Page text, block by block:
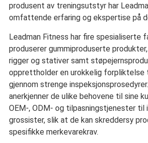
produsent av treningsutstyr har
omfattende erfaring og ekspertise på
Leadman Fitness har fire spesialiserte
produserer gummiproduserte
rigger og stativer samt
opprettholder en urokkelig
gjennom strenge
anerkjenner de ulike behovene til sine
OEM-, ODM- og tilpasningstjenester til
grossister, slik at de kan skreddersy
spesifikke merkevarekrav.